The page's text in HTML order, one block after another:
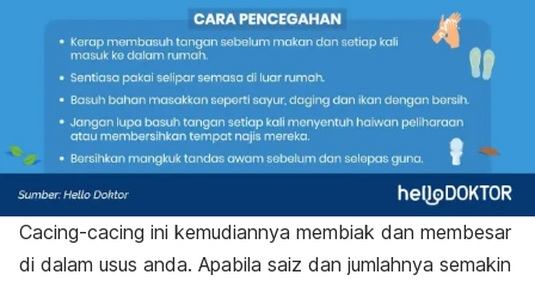
Cacing-cacing ini kemudiannya membiak dan membesar
di dalam usus anda. Apabila saiz dan jumlahnya semakin